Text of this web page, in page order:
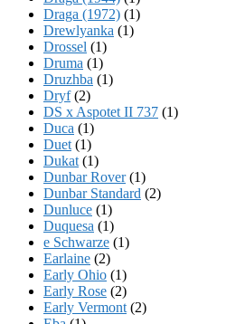
Draga (1972) (1)
Drewlyanka (1)
Drossel (1)
Druma (1)
Druzhba (1)
Dryf(2)
DS x Aspotet II 737 (1)
Duca (1)
Duet (1)
Dukat (1)
Dunbar Rover(1)
Dunbar Standard (2)
Dunluce (1)
Duquesa (1)
e Schwarze (1)
Earlaine (2)
Early Ohio (1)
Early Rose (2)
Early Vermont (2)